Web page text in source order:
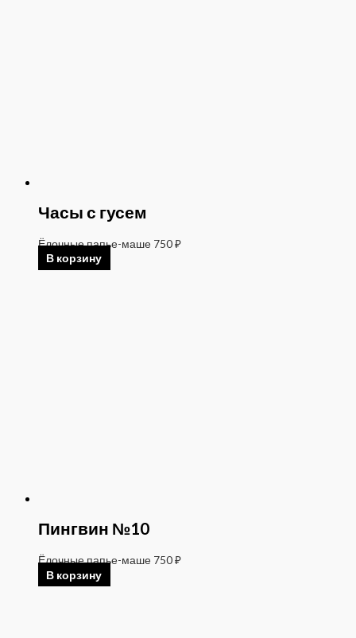
Часы с гусем
Ёлочные папье-маше 750₽
В корзину
Пингвин №10
Ёлочные папье-маше 750₽
В корзину